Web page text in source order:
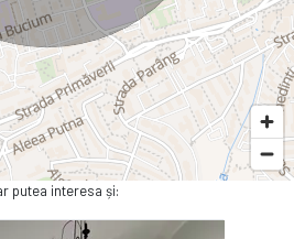
putea interesa și: